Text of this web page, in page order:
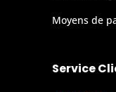
Moyens de
Service